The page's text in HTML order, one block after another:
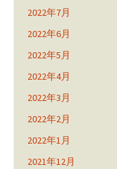
2022年7月
2022年6月
2022年5月
2022年4月
2022年3月
2022年2月
2022年1月
2021年12月